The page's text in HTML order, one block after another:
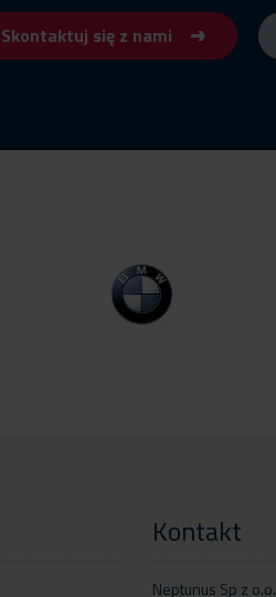
Skontaktuj się z nami
Kontakt
Neptunus Sp z o.o.